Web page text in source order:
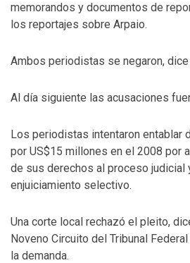
memorandos y documentos de
los reportajes sobre Arpaio.
Ambos periodistas se negaron,
Al día siguiente las acusaciones
Los periodistas intentaron entablar
por US$15 millones en el 2008 por
de sus derechos al proceso judicial
enjuiciamiento selectivo.
Una corte local rechazó el pleito,
Noveno Circuito del Tribunal
la demanda.